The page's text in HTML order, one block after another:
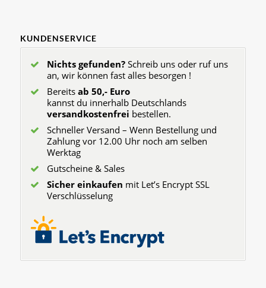
KUNDENSERVICE
Nichts gefunden?Schreib uns oder ruf uns
an, wir können fast alles besorgen !
Bereits ab 50,- Euro
kannst du innerhalb Deutschlands
versandkostenfrei bestellen.
Schneller Versand – Wenn Bestellung und
Zahlung vor 12.00 Uhr noch am selben
Werktag
Gutscheine & Sales
Sicher einkaufen mit Let’s Encrypt SSL
Verschlüsselung